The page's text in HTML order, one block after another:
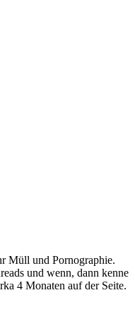
Müll und Pornographie.
und wenn, dann kenne
4 Monaten auf der Seite.